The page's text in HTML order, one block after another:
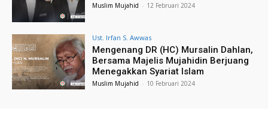
Muslim Mujahid - 12 Februari 2024
Ust. Irfan S. Awwas
Mengenang DR (HC) Mursalin Dahlan,
Bersama Majelis Mujahidin Berjuang
Menegakkan Syariat Islam
Muslim Mujahid - 10 Februari 2024